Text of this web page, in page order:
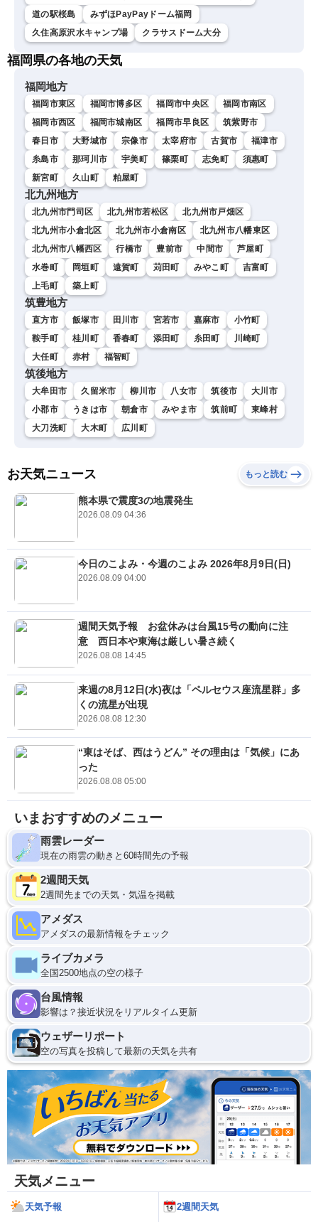
道の駅桜島
みずほPayPayドーム福岡
久住高原沢水キャンプ場
クラサスドーム大分
福岡県の各地の天気
福岡地方
福岡市東区 福岡市博多区 福岡市中央区
福岡市南区
福岡市西区
福岡市城南区 福岡市早良区
筑紫野市
春日市
大野城市 宗像市 太宰府市 古賀市
福津市
糸島市
那珂川市 宇美町 篠栗町 志免町
須惠町
新宮町
久山町 粕屋町
北九州地方
北九州市門司区 北九州市若松区
北九州市戸畑区
北九州市小倉北区
北九州市小倉南区
北九州市八幡東区
北九州市八幡西区
行橋市 豊前市 中間市
芦屋町
水巻町
岡垣町 遠賀町 苅田町 みやこ町
吉富町
上毛町
築上町
筑豊地方
直方市 飯塚市 田川市 宮若市 嘉麻市
小竹町
鞍手町
桂川町 香春町 添田町 糸田町
川崎町
大任町
赤村 福智町
筑後地方
大牟田市 久留米市 柳川市 八女市 筑後市
大川市
小郡市
うきは市 朝倉市 みやま市 筑前町
東峰村
大刀洗町
大木町 広川町
お天気ニュース もっと読む
熊本県で震度3の地震発生
2026.08.09 04:36
今日のこよみ・今週のこよみ 2026年8月9日(日)
2026.08.09 04:00
週間天気予報 お盆休みは台風15号の動向に注
意 西日本や東海は厳しい暑さ続く
2026.08.08 14:45
来週の8月12日(水)夜は「ペルセウス座流星群」多
くの流星が出現
2026.08.08 12:30
“東はそば、西はうどん” その理由は「気候」にあ
った
2026.08.08 05:00
いまおすすめのメニュー
雨雲レーダー
現在の雨雲の動きと60時間先の予報
2週間天気
2週間先までの天気・気温を掲載
アメダス
アメダスの最新情報をチェック
ライブカメラ
全国2500地点の空の様子
台風情報
影響は？接近状況をリアルタイム更新
ウェザーリポート
空の写真を投稿して最新の天気を共有
天気メニュー
天気予報 2週間天気